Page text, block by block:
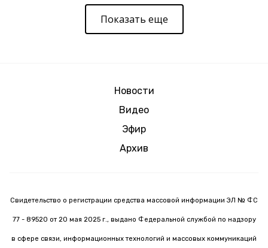
Показать еще
Новости
Видео
Эфир
Архив
Свидетельство о регистрации средства массовой информации ЭЛ № ФС
77 - 89520 от 20 мая 2025 г., выдано Федеральной службой по надзору
в сфере связи, информационных технологий и массовых коммуникаций